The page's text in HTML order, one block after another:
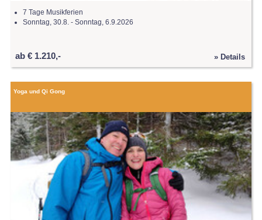
7 Tage Musikferien
Sonntag, 30.8. - Sonntag, 6.9.2026
ab € 1.210,- » Details
Yoga und Qi Gong